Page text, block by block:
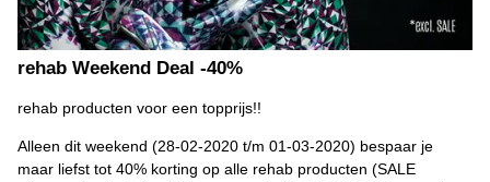
rehab Weekend Deal -40%
rehab producten voor een topprijs!!
Alleen dit weekend (28-02-2020 t/m 01-03-2020) bespaar je
maar liefst tot 40% korting op alle rehab producten (SALE